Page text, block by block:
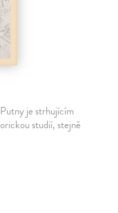
je strhujícím
studií, stejně